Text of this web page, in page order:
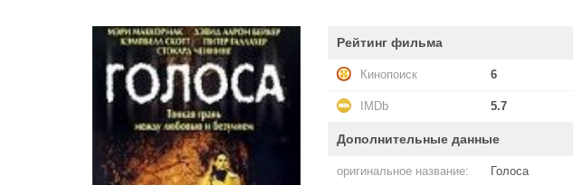
Рейтинг фильма
Кинопоиск 6
IMDb 5.7
Дополнительные данные
оригинальное название: Голоса